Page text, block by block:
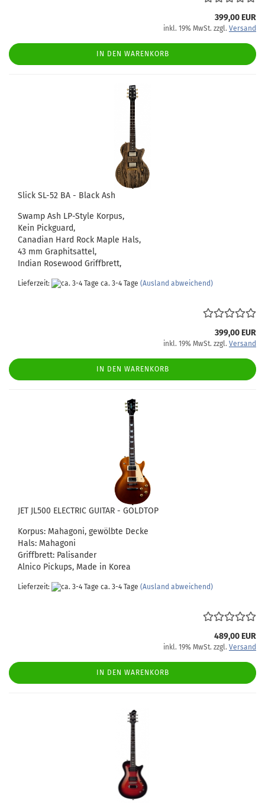
399,00 EUR
inkl. 19% MwSt. zzgl. Versand
IN DEN WARENKORB
Slick SL-52 BA - Black Ash
Swamp Ash LP-Style Korpus,
Kein Pickguard,
Canadian Hard Rock Maple Hals,
43 mm Graphitsattel,
Indian Rosewood Griffbrett,
Lieferzeit: ca. 3-4 Tage (Ausland abweichend)
399,00 EUR
inkl. 19% MwSt. zzgl. Versand
IN DEN WARENKORB
JET JL500 ELECTRIC GUITAR - GOLDTOP
Korpus: Mahagoni, gewölbte Decke
Hals: Mahagoni
Griffbrett: Palisander
Alnico Pickups, Made in Korea
Lieferzeit: ca. 3-4 Tage (Ausland abweichend)
489,00 EUR
inkl. 19% MwSt. zzgl. Versand
IN DEN WARENKORB